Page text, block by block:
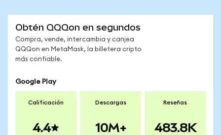
Obtén QQQon en segundos
Compra, vende, intercambia y canjea
QQQon en MetaMask, la billetera cripto
más confiable.
Google Play
Calificación
4.4
Descargas
10M+
Reseñas
483.8K